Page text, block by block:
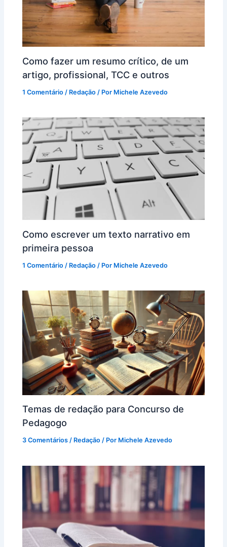
Como fazer um resumo crítico, de um
artigo, profissional, TCC e outros
1 Comentário / Redação / Por Michele Azevedo
Como escrever um texto narrativo em
primeira pessoa
1 Comentário / Redação / Por Michele Azevedo
Temas de redação para Concurso de
Pedagogo
3 Comentários / Redação / Por Michele Azevedo